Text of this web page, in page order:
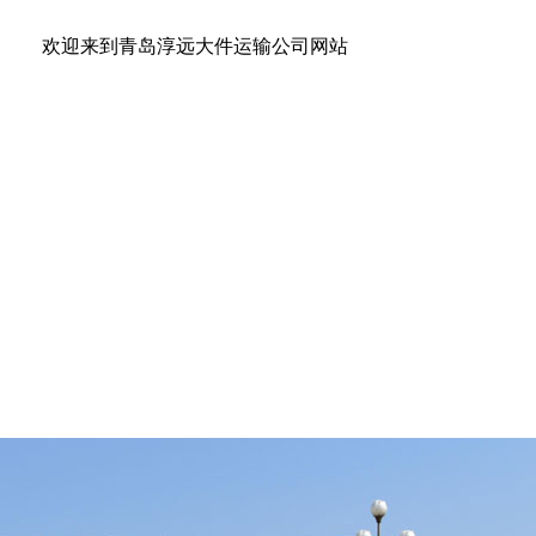
到青岛淳远大件运输公司网站